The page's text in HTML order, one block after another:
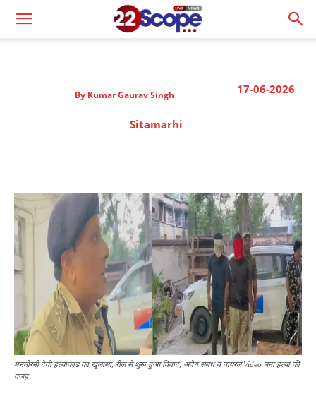
17-06-2026
By Kumar Gaurav Singh
Sitamarhi
मनतोरनी देवी हत्याकांड का खुलासा, रील से शुरू हुआ विवाद, अवैध संबंध व वायरल Video बना हत्या की
वजह